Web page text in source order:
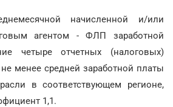
начисленной и/или
агентом - ФЛП заработной
четыре отчетных (налоговых)
менее средней заработной платы
в соответствующем регионе,
1,1.